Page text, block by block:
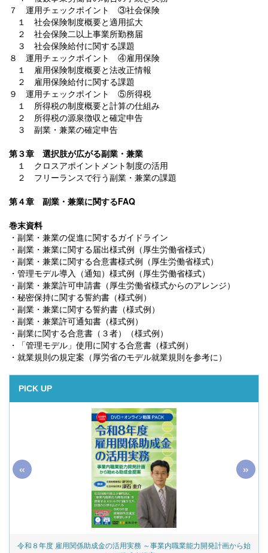
７ 運用チェックポイント ③社会保険
１ 社会保険制度概要と適用拡大
２ 社会保険二以上事業所勤務届
３ 社会保険給付に関する課題
８ 運用チェックポイント ④雇用保険
１ 雇用保険制度概要と法改正情報
２ 雇用保険給付に関する課題
９ 運用チェックポイント ⑤所得税
１ 所得税の制度概要と計算の仕組み
２ 所得税の源泉徴収と確定申告
３ 副業・兼業の確定申告
第３章 選択肢が広がる副業・兼業
１ クロスアポイントメント制度の活用
２ フリーランスで行う副業・兼業の課題
第４章 副業・兼業に関するFAQ
巻末資料
・副業・兼業の促進に関するガイドライン
・副業・兼業に関する届出様式例（厚生労働省様式）
・副業・兼業に関する合意書様式例（厚生労働省様式）
・管理モデル導入（通知）様式例（厚生労働省様式）
・副業・兼業許可申請書（厚生労働省様式からのアレンジ）
・秘密保持に関する誓約書（様式例）
・副業・兼業に関する誓約書（様式例）
・副業・兼業許可通知書（様式例）
・副業に関する合意書（３者）（様式例）
・「管理モデル」使用に関する合意書（様式例）
・就業規則の規定案（厚労省のモデル就業規則を参考に）
PICK UP
令和８年度 雇用関係助成金の活用実務 ～事業内職業能力開発計画から始
« »